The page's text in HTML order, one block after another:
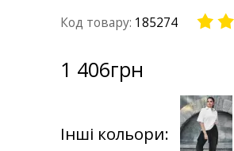
Код товару: 185274
1 406грн
Інші кольори: